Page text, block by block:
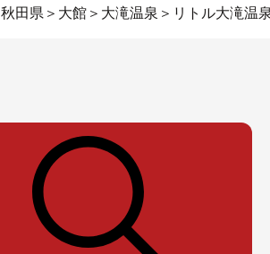
秋田県 ＞ 大館 ＞ 大滝温泉 ＞ リトル大滝温